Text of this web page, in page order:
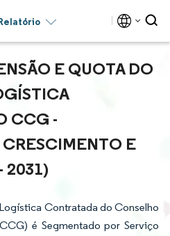
E QUOTA DO
CCG -
E
2031)
Contratada do Conselho
é Segmentado por Serviço